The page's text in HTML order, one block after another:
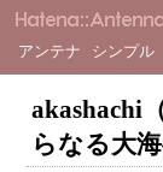
アンテナ シンプル
akashachi
らなる大